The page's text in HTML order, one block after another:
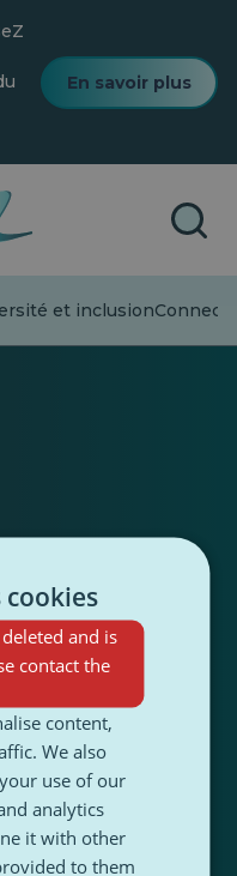
En savoir plus
et inclusion
cookies
and is
contact the
content,
We also
use of our
analytics
it with other
to them